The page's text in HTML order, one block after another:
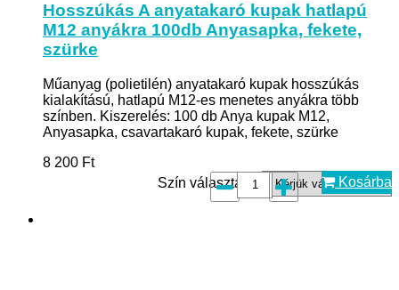
Hosszúkás A anyatakaró kupak hatlapú
M12 anyákra 100db Anyasapka, fekete,
szürke
Műanyag (polietilén) anyatakaró kupak hosszúkás
kialakítású, hatlapú M12-es menetes anyákra több
színben. Kiszerelés: 100 db Anya kupak M12,
Anyasapka, csavartakaró kupak, fekete, szürke
8 200 Ft
Szín választás*:
Kosárba